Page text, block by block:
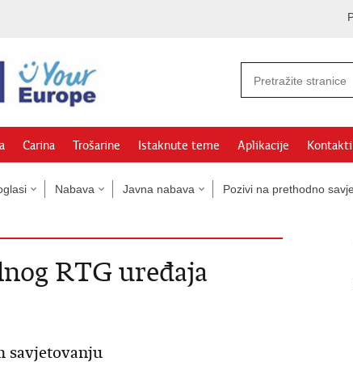
Carina Trošarine Istaknute teme Aplikacije Kontakti
Nabava Javna nabava
Pozivi na prethodno
RTG uređaja
savjetovanju